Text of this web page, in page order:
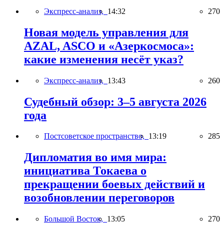
Экспресс-анализ, 14:32 270
Новая модель управления для
AZAL, ASCO и «Азеркосмоса»:
какие изменения несёт указ?
Экспресс-анализ, 13:43 260
Судебный обзор: 3–5 августа 2026
года
Постсоветское пространство, 13:19 285
Дипломатия во имя мира:
инициатива Токаева о
прекращении боевых действий и
возобновлении переговоров
Большой Восток, 13:05 270